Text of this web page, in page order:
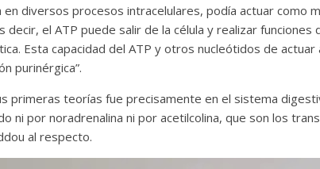
diversos procesos intracelulares, podía actuar como
decir, el ATP puede salir de la célula y realizar
Esta capacidad del ATP y otros nucleótidos de
purinérgica”.
primeras teorías fue precisamente en el sistema
ni por noradrenalina ni por acetilcolina, que son los
al respecto.